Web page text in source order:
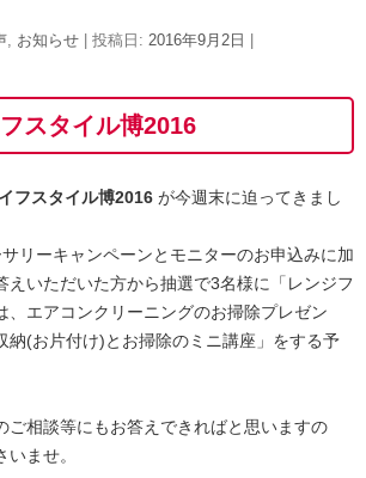
お知らせ | 投稿日: 2016年9月2日
スタイル博2016
フスタイル博2016 が今週末に迫ってきまし
リーキャンペーンとモニターのお申込みに加
えいただいた方から抽選で3名様に「レンジフ
、エアコンクリーニングのお掃除プレゼン
納(お片付け)とお掃除のミニ講座」をする予
ご相談等にもお答えできればと思いますの
ませ。